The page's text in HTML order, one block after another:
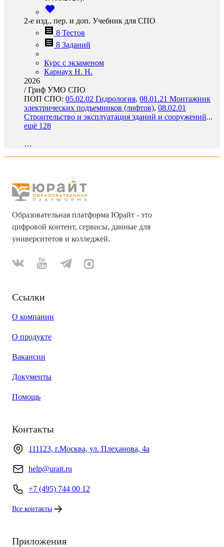
2-е изд., пер. и доп. Учебник для СПО
8 Тестов
8 Заданий
Курс с экзаменом
Карнаух Н. Н.
2026
/Гриф УМО СПО
ПОП СПО: 05.02.02 Гидрология, 08.01.21 Монтажник
электрических подъемников (лифтов), 08.02.01
Строительство и эксплуатация зданий и сооружений...
ещё 128
…
Образовательная платформа Юрайт - это
цифровой контент, сервисы, данные для
университетов и колледжей.
Ссылки
О компании
О продукте
Вакансии
Документы
Помощь
Контакты
111123, г.Москва, ул. Плеханова, 4а
help@urait.ru
+7 (495) 744 00 12
Все контакты
Приложения